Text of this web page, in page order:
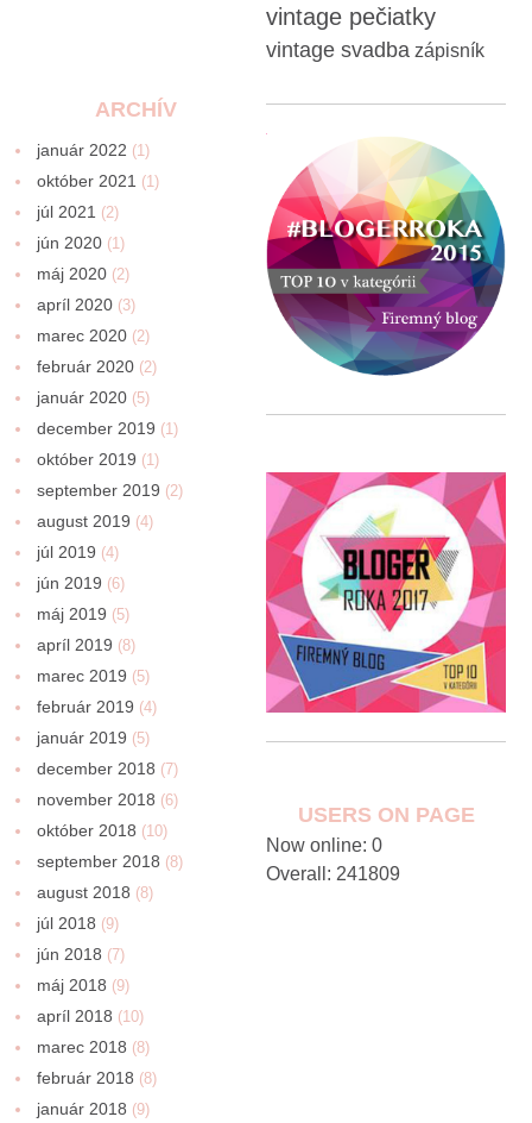
vintage pečiatky
vintage svadba zápisník
ARCHÍV
január 2022 (1)
október 2021 (1)
júl 2021 (2)
jún 2020 (1)
máj 2020 (2)
apríl 2020 (3)
marec 2020 (2)
február 2020 (2)
január 2020 (5)
december 2019 (1)
október 2019 (1)
september 2019 (2)
august 2019 (4)
júl 2019 (4)
jún 2019 (6)
máj 2019 (5)
apríl 2019 (8)
marec 2019 (5)
február 2019 (4)
január 2019 (5)
december 2018 (7)
november 2018 (6)
október 2018 (10)
september 2018 (8)
august 2018 (8)
júl 2018 (9)
jún 2018 (7)
máj 2018 (9)
apríl 2018 (10)
marec 2018 (8)
február 2018 (8)
január 2018 (9)
USERS ON PAGE
Now online: 0
Overall: 241809